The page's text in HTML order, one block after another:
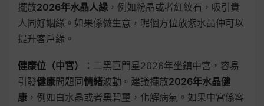
擺放2026年水晶人緣 ，例如粉晶或者紅紋石，吸引貴
人同好姻緣。如果係做生意，呢個方位放紫水晶仲可以
提升客戶緣。
健康位（中宮）
：二黑巨門星2026年坐鎮中宮，容易
引發健康問題同情緒波動。建議擺放2026年水晶健
康 ，例如白水晶或者黑碧璽，化解病氣。如果中宮係客